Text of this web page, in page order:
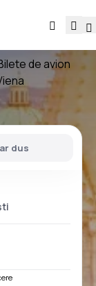
de avion
dus